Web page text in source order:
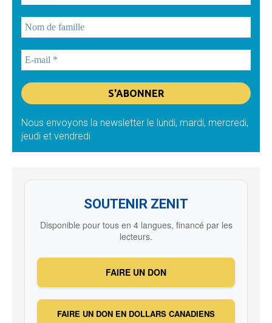
Nous envoyons la newsletter le lundi, mardi, mercredi,
jeudi et vendredi
SOUTENIR ZENIT
Disponible pour tous en 4 langues, financé par les
lecteurs.
FAIRE UN DON
FAIRE UN DON EN DOLLARS CANADIENS